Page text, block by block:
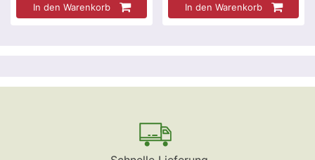
In den Warenkorb In den Warenkorb